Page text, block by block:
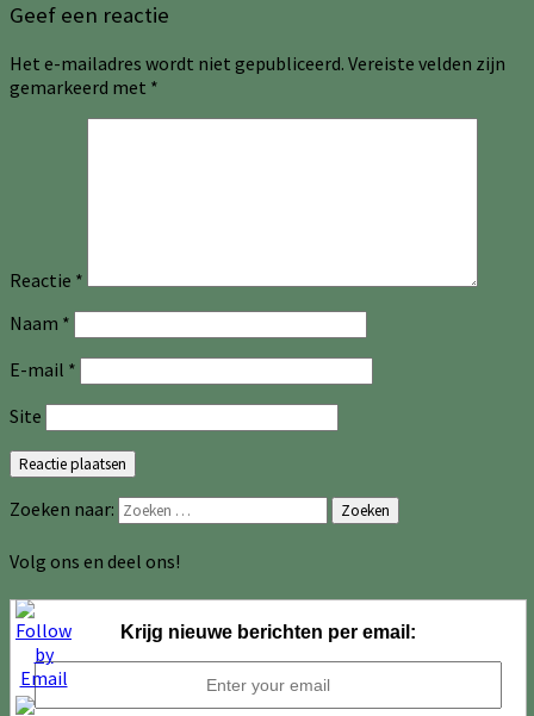
Geef een reactie
Het e-mailadres wordt niet gepubliceerd. Vereiste velden zijn
gemarkeerd met *
Reactie *
Naam *
E-mail *
Site
Zoeken naar: Zoeken
Volg ons en deel ons!
Krijg nieuwe berichten per email: